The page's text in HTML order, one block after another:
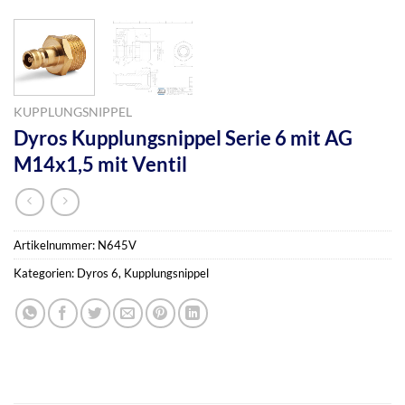
KUPPLUNGSNIPPEL
Dyros Kupplungsnippel Serie 6 mit AG
M14x1,5 mit Ventil
Artikelnummer: N645V
Kategorien: Dyros 6, Kupplungsnippel